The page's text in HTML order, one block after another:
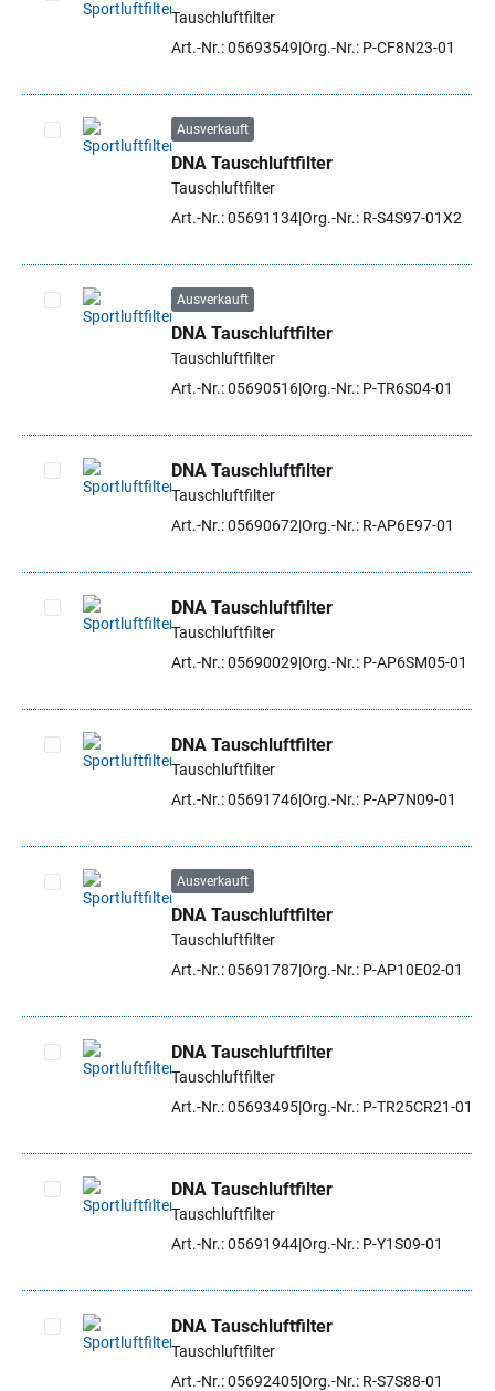
Artikel auswählen
Tauschluftfilter
Art.-Nr.: 05693549 Org.-Nr.: P-CF8N23-01
Artikel auswählen
Ausverkauft
DNA Tauschluftfilter
Tauschluftfilter
Art.-Nr.: 05691134Org.-Nr.: R-S4S97-01X2
Artikel auswählen
Ausverkauft
DNA Tauschluftfilter
Tauschluftfilter
Art.-Nr.: 05690516Org.-Nr.: P-TR6S04-01
Artikel auswählen
DNA Tauschluftfilter
Tauschluftfilter
Art.-Nr.: 05690672 Org.-Nr.: R-AP6E97-01
Artikel auswählen
DNA Tauschluftfilter
Tauschluftfilter
Art.-Nr.: 05690029 Org.-Nr.: P-AP6SM05-01
Artikel auswählen
DNA Tauschluftfilter
Tauschluftfilter
Art.-Nr.: 05691746Org.-Nr.: P-AP7N09-01
Artikel auswählen
Ausverkauft
DNA Tauschluftfilter
Tauschluftfilter
Art.-Nr.: 05691787Org.-Nr.: P-AP10E02-01
Artikel auswählen
DNA Tauschluftfilter
Tauschluftfilter
Art.-Nr.: 05693495Org.-Nr.: P-TR25CR21-01
Artikel auswählen
DNA Tauschluftfilter
Tauschluftfilter
Art.-Nr.: 05691944Org.-Nr.: P-Y1S09-01
Artikel auswählen
DNA Tauschluftfilter
Tauschluftfilter
Art.-Nr.: 05692405Org.-Nr.: R-S7S88-01